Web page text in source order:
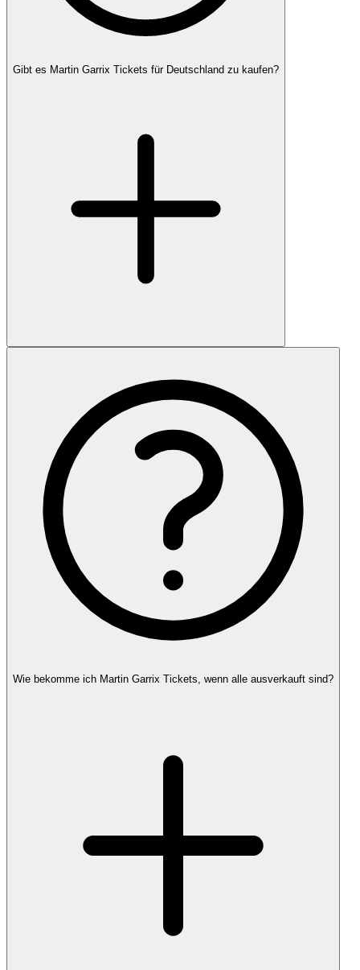
Gibt es Martin Garrix Tickets für Deutschland zu kaufen?
Wie bekomme ich Martin Garrix Tickets, wenn alle ausverkauft sind?